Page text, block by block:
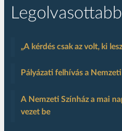
Legolvasottabb
„A kérdés csak az volt, ki
Pályázati felhívás a
A Nemzeti Színház a mai
vezet be